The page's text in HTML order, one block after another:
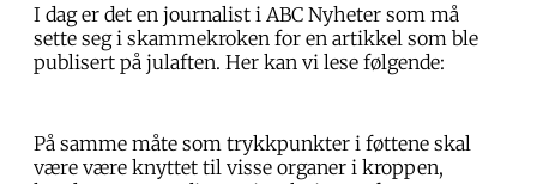
I dag er det en journalist i ABC Nyheter som må
sette seg i skammekroken for en artikkel som ble
publisert på julaften. Her kan vi lese følgende:
På samme måte som trykkpunkter i føttene skal
være være knyttet til visse organer i kroppen,